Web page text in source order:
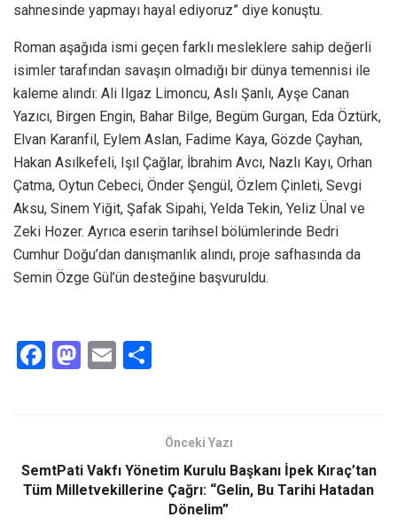
sahnesinde yapmayı hayal ediyoruz” diye konuştu.
Roman aşağıda ismi geçen farklı mesleklere sahip değerli
isimler tarafından savaşın olmadığı bir dünya temennisi ile
kaleme alındı: Ali Ilgaz Limoncu, Aslı Şanlı, Ayşe Canan
Yazıcı, Birgen Engin, Bahar Bilge, Begüm Gurgan, Eda Öztürk,
Elvan Karanfil, Eylem Aslan, Fadime Kaya, Gözde Çayhan,
Hakan Asılkefeli, Işıl Çağlar, İbrahim Avcı, Nazlı Kayı, Orhan
Çatma, Oytun Cebeci, Önder Şengül, Özlem Çinleti, Sevgi
Aksu, Sinem Yiğit, Şafak Sipahi, Yelda Tekin, Yeliz Ünal ve
Zeki Hozer. Ayrıca eserin tarihsel bölümlerinde Bedri
Cumhur Doğu’dan danışmanlık alındı, proje safhasında da
Semin Özge Gül’ün desteğine başvuruldu.
F
o
o
M
d
o
E
Önceki Yazı
SemtPati Vakfı Yönetim Kurulu Başkanı İpek Kıraç’tan
Tüm Milletvekillerine Çağrı: “Gelin, Bu Tarihi Hatadan
Dönelim”